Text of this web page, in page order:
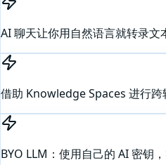
AI 聊天让你用自然语言就转录文
借助 Knowledge Spaces 进行
BYO LLM：使用自己的 AI 密钥